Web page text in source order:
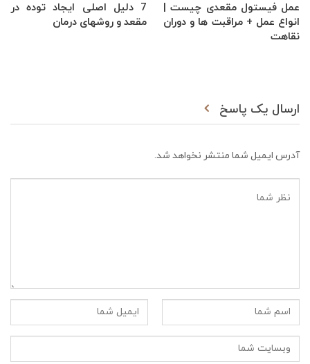
عمل فیستول مقعدی چیست |
انواع عمل + مراقبت ها و دوران
نقاهت
7 دلیل اصلی ایجاد توده در
مقعد و روشهای درمان
ارسال یک پاسخ
آدرس ایمیل شما منتشر نخواهد شد.